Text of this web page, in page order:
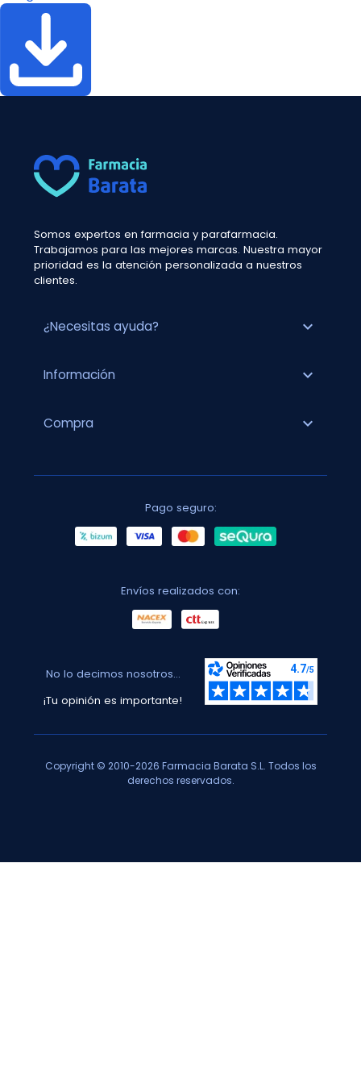
Somos expertos en farmacia y parafarmacia.
Trabajamos para las mejores marcas. Nuestra mayor
prioridad es la atención personalizada a nuestros
clientes.
¿Necesitas ayuda? expand_more
Información expand_more
Compra expand_more
Pago seguro:
Envíos realizados con:
No lo decimos nosotros...
¡Tu opinión es importante!
Copyright © 2010-2026 Farmacia Barata S.L. Todos los
derechos reservados.